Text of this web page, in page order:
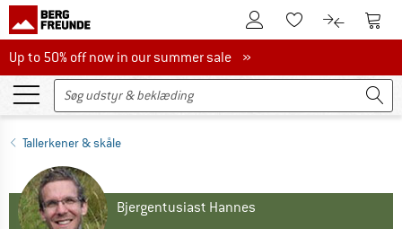
Til kundekontoenTil huskesedlen.
Til Til
Up to 50% off now in our summer sale
Up to 50% off now in our summer sale »
Tallerkener & skåle
Bjergentusiast Hannes